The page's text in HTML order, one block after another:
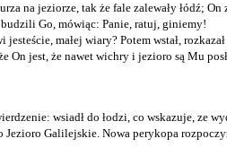
na jeziorze, tak że fale zalewały łódź; On
Go, mówiąc: Panie, ratuj, giniemy!
małej wiary? Potem wstał,
jest, że nawet wichry i jezioro są Mu
wsiadł do łodzi, co wskazuje, ze
Jezioro Galilejskie. Nowa perykopa